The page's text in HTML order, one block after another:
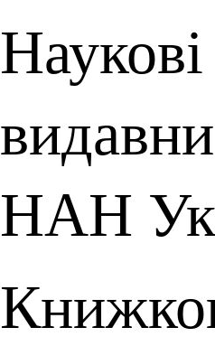
Наукові
НАН